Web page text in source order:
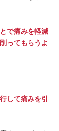
で痛みを軽減
ってもらうよ
して痛みを引